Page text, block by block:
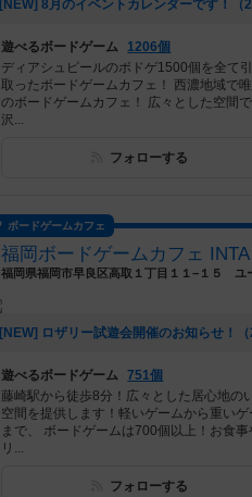
遊べるボードゲーム
1206個
ディアシュピールのボドゲ1500個を全て
取ったボードゲームカフェ！ 西濃地域で
のボードゲームカフェ！ 広々とした空間
沢...
フォローする
ボードゲームカフェ
遊べるボードゲーム 751個
藤崎駅から徒歩8分！広々とした居心地の
空間を提供します！軽いゲームから重いゲ
まで、 ボードゲームは700個以上！お食事
リ...
フォローする